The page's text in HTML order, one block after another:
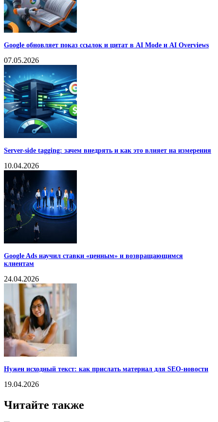
Google обновляет показ ссылок и цитат в AI Mode и AI Overviews
07.05.2026
Server-side tagging: зачем внедрять и как это влияет на измерения
10.04.2026
Google Ads научил ставки «ценным» и возвращающимся
клиентам
24.04.2026
Нужен исходный текст: как прислать материал для SEO-новости
19.04.2026
Читайте также